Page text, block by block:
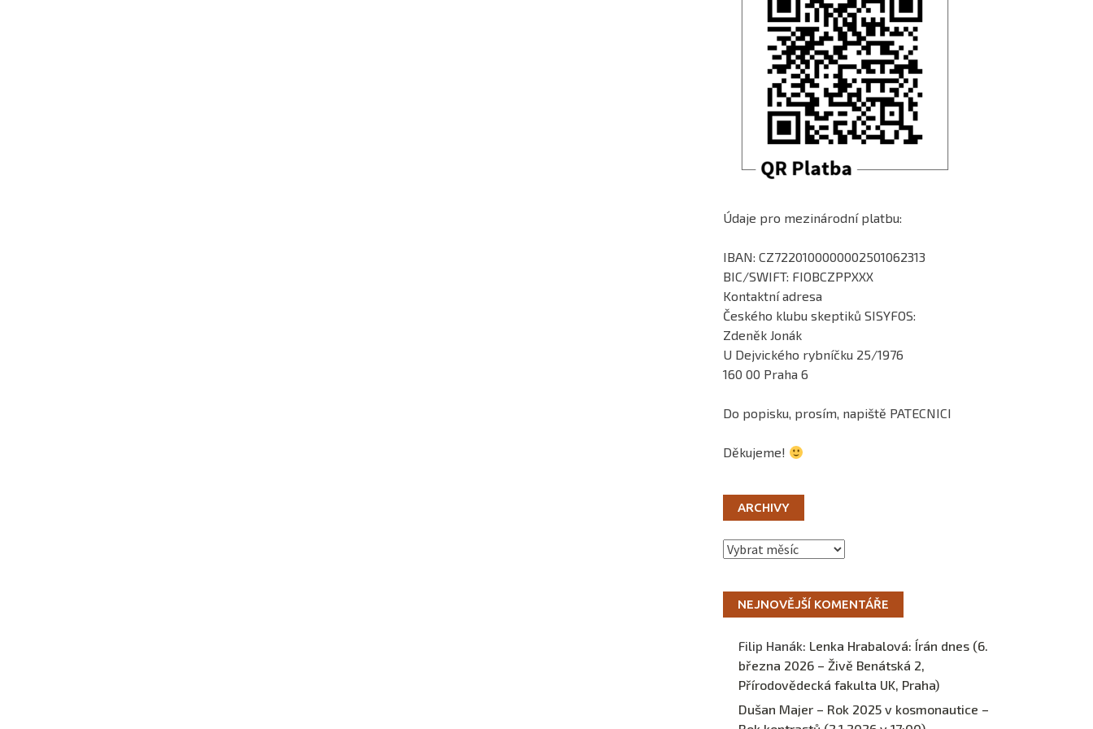
Údaje pro mezinárodní platbu:
IBAN: CZ7220100000002501062313
BIC/SWIFT: FIOBCZPPXXX
Kontaktní adresa
Českého klubu skeptiků SISYFOS:
Zdeněk Jonák
U Dejvického rybníčku 25/1976
160 00 Praha 6
Do popisku, prosím, napiště PATECNICI
Děkujeme!
ARCHIVY
Archivy
NEJNOVĚJŠÍ KOMENTÁŘE
Filip Hanák: Lenka Hrabalová: Írán dnes (6.
března 2026 – Živě Benátská 2,
Přírodovědecká fakulta UK, Praha)
Dušan Majer – Rok 2025 v kosmonautice –